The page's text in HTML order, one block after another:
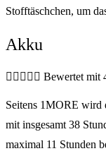
Stofftäschchen, um
Akku
     Bewertet mit
Seitens 1MORE wird
mit insgesamt 38
maximal 11 Stunden